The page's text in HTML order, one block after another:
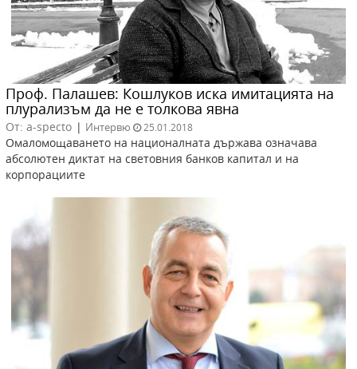
Проф. Палашев: Кошлуков иска имитацията на
плурализъм да не е толкова явна
От: a-specto | Интервю 25.01.2018
Омаломощаването на националната държава означава
абсолютен диктат на световния банков капитал и на
корпорациите